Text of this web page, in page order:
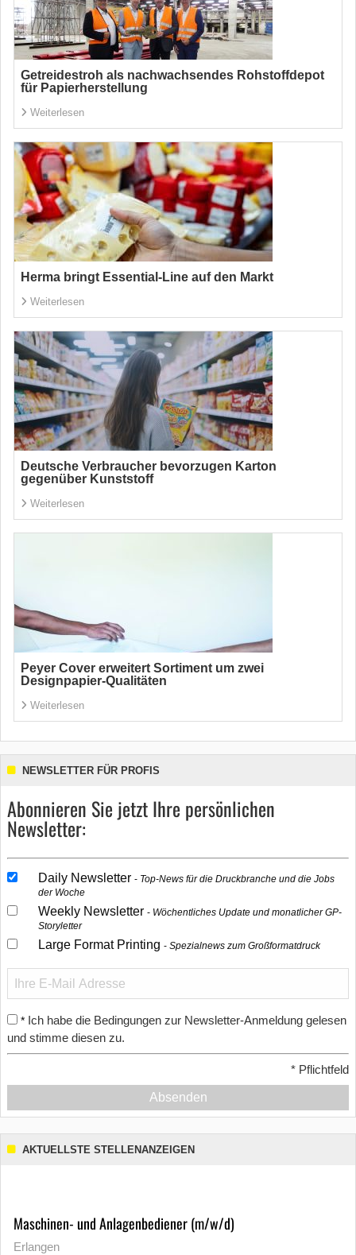
Getreidestroh als nachwachsendes Rohstoffdepot
für Papierherstellung
Weiterlesen
Herma bringt Essential-Line auf den Markt
Weiterlesen
Deutsche Verbraucher bevorzugen Karton
gegenüber Kunststoff
Weiterlesen
Peyer Cover erweitert Sortiment um zwei
Designpapier-Qualitäten
Weiterlesen
NEWSLETTER FÜR PROFIS
Abonnieren Sie jetzt Ihre persönlichen
Newsletter:
Daily Newsletter
Top-News für die Druckbranche und die Jobs
der Woche
Weekly Newsletter
Wöchentliches Update und monatlicher GP-
Storyletter
Large Format Printing Spezialnews zum Großformatdruck
* Ich habe die Bedingungen zur Newsletter-Anmeldung gelesen
und stimme diesen zu.
* Pflichtfeld
Absenden
AKTUELLSTE STELLENANZEIGEN
Maschinen- und Anlagenbediener (m/w/d)
Erlangen